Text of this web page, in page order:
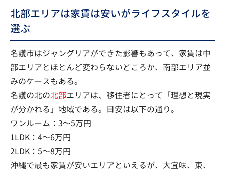
北部エリアは家賃は安いがライフスタイルを
選ぶ
名護市はジャングリアができた影響もあって、家賃は中
部エリアとほとんど変わらないどころか、南部エリア並
みのケースもある。
名護の北の北部エリアは、移住者にとって「理想と現実
が分かれる」地域である。目安は以下の通り。
ワンルーム：3〜5万円
1LDK：4〜6万円
2LDK：5〜8万円
沖縄で最も家賃が安いエリアといえるが、大宜味、東、